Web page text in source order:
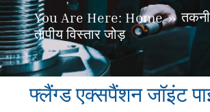
You Are Here: Home
तापीय विस्तार जोड़
फ्लैंग्ड एक्सपैंशन जॉइंट